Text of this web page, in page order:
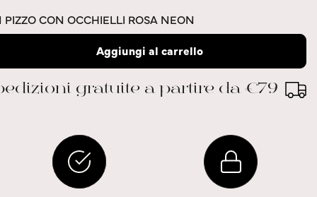
CON OCCHIELLI ROSA NEON
Aggiungi al carrello
gratuite a partire da €79